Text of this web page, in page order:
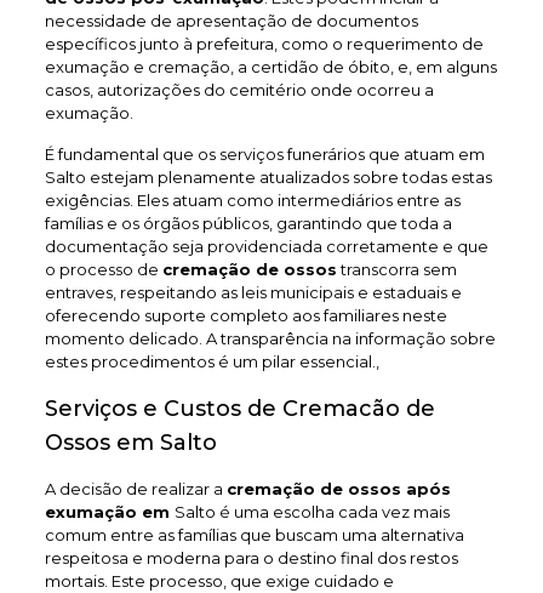
necessidade de apresentação de documentos
específicos junto à prefeitura, como o requerimento de
exumação e cremação, a certidão de óbito, e, em alguns
casos, autorizações do cemitério onde ocorreu a
exumação.
É fundamental que os serviços funerários que atuam em
Salto estejam plenamente atualizados sobre todas estas
exigências. Eles atuam como intermediários entre as
famílias e os órgãos públicos, garantindo que toda a
documentação seja providenciada corretamente e que
o processo de cremação de ossostranscorra sem
entraves, respeitando as leis municipais e estaduais e
oferecendo suporte completo aos familiares neste
momento delicado. A transparência na informação sobre
estes procedimentos é um pilar essencial.,
Serviços e Custos de Cremacão de
Ossos em Salto
A decisão de realizar a cremação de ossos após
exumação em Salto é uma escolha cada vez mais
comum entre as famílias que buscam uma alternativa
respeitosa e moderna para o destino final dos restos
mortais. Este processo, que exige cuidado e